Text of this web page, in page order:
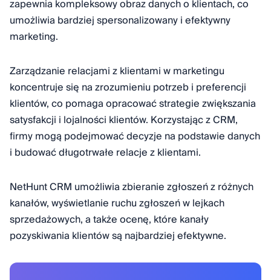
zapewnia kompleksowy obraz danych o klientach, co
umożliwia bardziej spersonalizowany i efektywny
marketing.
Zarządzanie relacjami z klientami w marketingu
koncentruje się na zrozumieniu potrzeb i preferencji
klientów, co pomaga opracować strategie zwiększania
satysfakcji i lojalności klientów. Korzystając z CRM,
firmy mogą podejmować decyzje na podstawie danych
i budować długotrwałe relacje z klientami.
NetHunt CRM umożliwia zbieranie zgłoszeń z różnych
kanałów, wyświetlanie ruchu zgłoszeń w lejkach
sprzedażowych, a także ocenę, które kanały
pozyskiwania klientów są najbardziej efektywne.